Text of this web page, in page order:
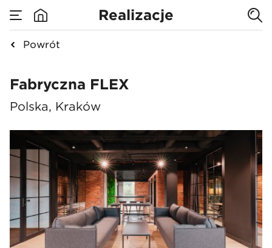
Realizacje
Powrót
Fabryczna FLEX
Fabryczna FLEX
Polska, Kraków